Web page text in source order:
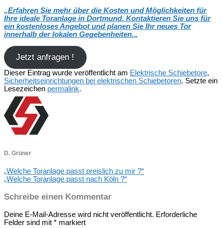
„Erfahren Sie mehr über die Kosten und Möglichkeiten für
Ihre ideale Toranlage in Dortmund. Kontaktieren Sie uns für
ein kostenloses Angebot und planen Sie Ihr neues Tor
innerhalb der lokalen Gegebenheiten.„
Jetzt anfragen !
Dieser Eintrag wurde veröffentlicht am Elektrische Schiebetore,
Sicherheitseinrichtungen bei elektrischen Schiebetoren. Setzte ein
Lesezeichen permalink.
D. Grüner
„Welche Toranlage passt preislich zu mir ?“
„Welche Toranlage passt nach Köln ?“
Schreibe einen Kommentar
Deine E-Mail-Adresse wird nicht veröffentlicht. Erforderliche
Felder sind mit * markiert